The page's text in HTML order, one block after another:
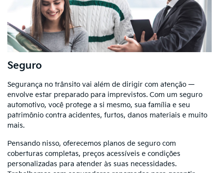
Seguro
Segurança no trânsito vai além de dirigir com atenção —
envolve estar preparado para imprevistos. Com um seguro
automotivo, você protege a si mesmo, sua família e seu
patrimônio contra acidentes, furtos, danos materiais e muito
mais.
Pensando nisso, oferecemos planos de seguro com
coberturas completas, preços acessíveis e condições
personalizadas para atender às suas necessidades.